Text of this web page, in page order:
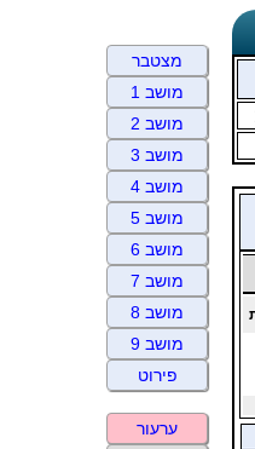
מצטבר
מושב 1
מושב 2
מושב 3
מושב 4
מושב 5
מושב 6
מושב 7
מושב 8
מושב 9
פירוט
ערעור